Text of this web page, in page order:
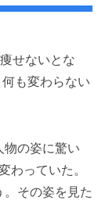
せないとな
も変わらない
物の姿に驚い
わっていた。
その姿を見た